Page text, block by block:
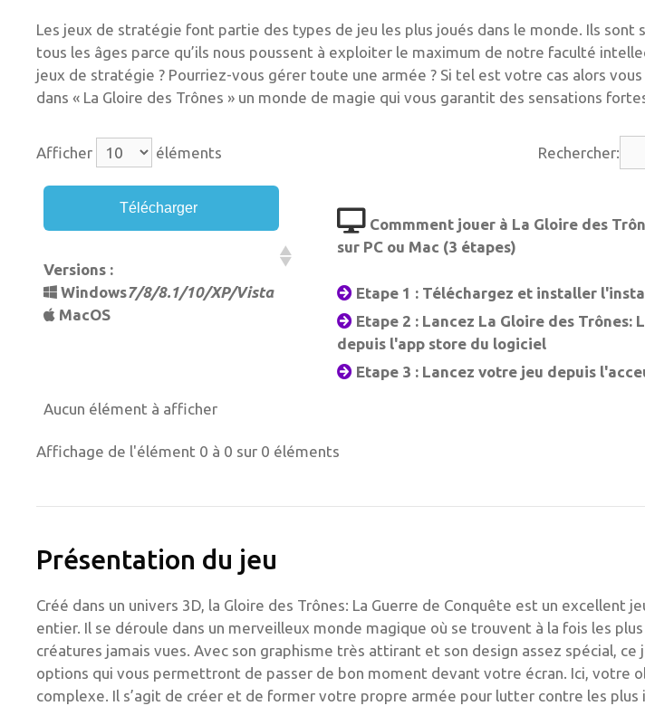
Les jeux de stratégie font partie des types de jeu les plus joués dans le monde. Ils sont
tous les âges parce qu’ils nous poussent à exploiter le maximum de notre faculté
jeux de stratégie ? Pourriez-vous gérer toute une armée ? Si tel est votre cas alors
dans « La Gloire des Trônes » un monde de magie qui vous garantit des sensations
Afficher éléments Rechercher:
Télécharger
Versions :
Windows7/8/8.1/10/XP/Vista
MacOS
Commment jouer à La Gloire des
sur PC ou Mac (3 étapes)
Etape 1 : Téléchargez et installer
Etape 2 : Lancez La Gloire des Trônes:
depuis l'app store du logiciel
Etape 3 : Lancez votre jeu depuis
Aucun élément à afficher
Affichage de l'élément 0 à 0 sur 0 éléments
Présentation du jeu
Créé dans un univers 3D, la Gloire des Trônes: La Guerre de Conquête est un excellent
entier. Il se déroule dans un merveilleux monde magique où se trouvent à la fois les
créatures jamais vues. Avec son graphisme très attirant et son design assez spécial, ce
options qui vous permettront de passer de bon moment devant votre écran. Ici, votre
complexe. Il s’agit de créer et de former votre propre armée pour lutter contre les plus